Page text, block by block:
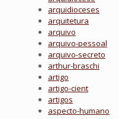
arquidioceses
arquitetura
arquivo
arquivo-pessoal
arquivo-secreto
arthur-braschi
artigo
artigo-cient
artigos
aspecto-humano